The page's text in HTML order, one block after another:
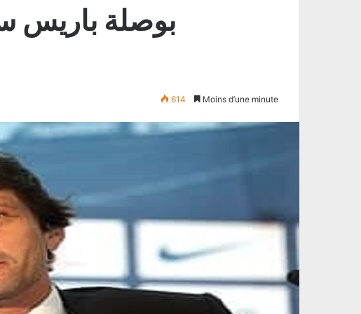
بوصلة باريس
614 Moins d’une minute